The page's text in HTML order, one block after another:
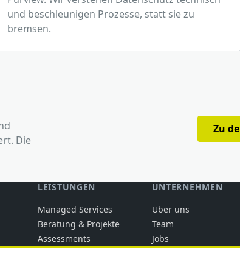
und beschleunigen Prozesse, statt sie zu
bremsen.
Die
Zu
LEISTUNGEN
Managed Services
Beratung & Projekte
Assessments
UNTERNEHMEN
Über uns
Team
Jobs